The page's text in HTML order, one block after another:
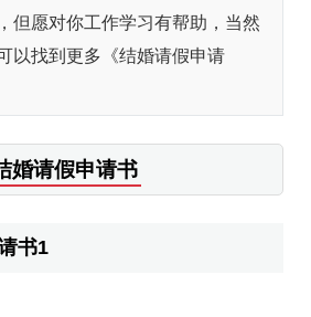
但愿对你工作学习有帮助，当然
以找到更多《结婚请假申请
婚请假申请书
书1